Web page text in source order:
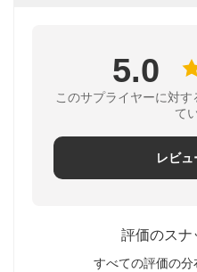
5.0
このサプライヤーに対
て
レビュ
評価のスナ
すべての評価の